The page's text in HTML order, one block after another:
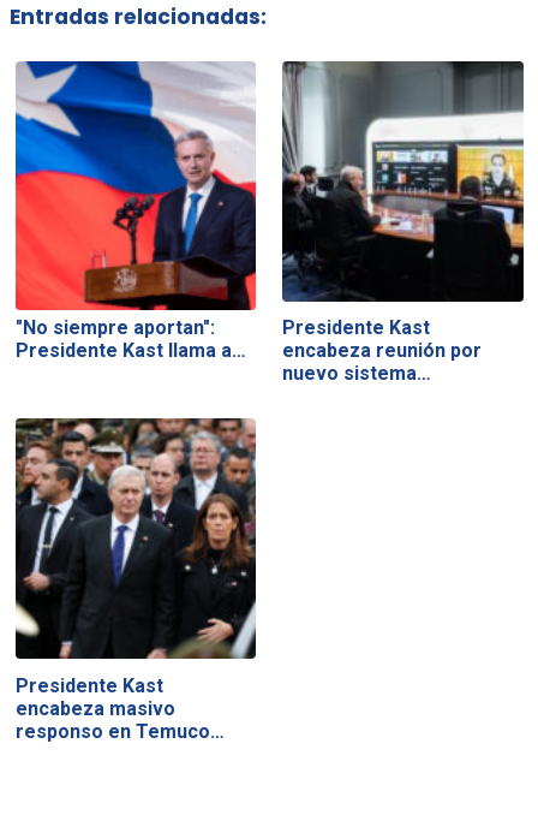
Entradas relacionadas:
"No siempre aportan":
Presidente Kast llama a…
Presidente Kast
encabeza reunión por
nuevo sistema…
Presidente Kast
encabeza masivo
responso en Temuco…